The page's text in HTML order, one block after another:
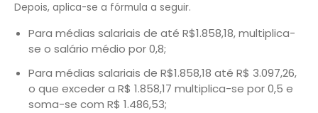
Depois, aplica-se a fórmula a seguir.
Para médias salariais de até R$1.858,18, multiplica-
se o salário médio por 0,8;
Para médias salariais de R$1.858,18 até R$ 3.097,26,
o que exceder a R$ 1.858,17 multiplica-se por 0,5 e
soma-se com R$ 1.486,53;